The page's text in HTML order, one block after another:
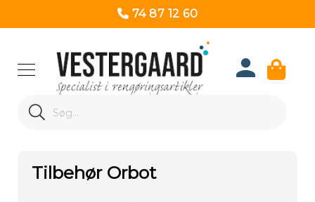
74 87 12 60
Search
Search
Tilbehør Orbot